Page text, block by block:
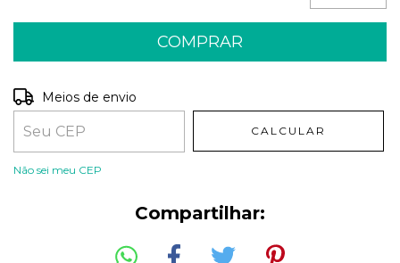
Entregas para o CEP:
Meios de envio
CALCULAR
Não sei meu CEP
Compartilhar: